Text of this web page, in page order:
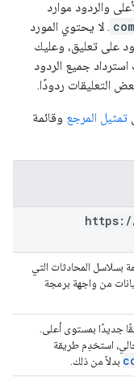
والردود موارد
. لا يحتوي المورد
على تعليق، وعليك
استرداد جميع الردود
التعليقات ردودًا.
تمثيل المرجع وقائمة
https: /
بسلاسل المحادثات التي
من واجهة برمجة
جديدًا بمستوى أعلى.
استخدِم طريقة
بدلاً من ذلك.